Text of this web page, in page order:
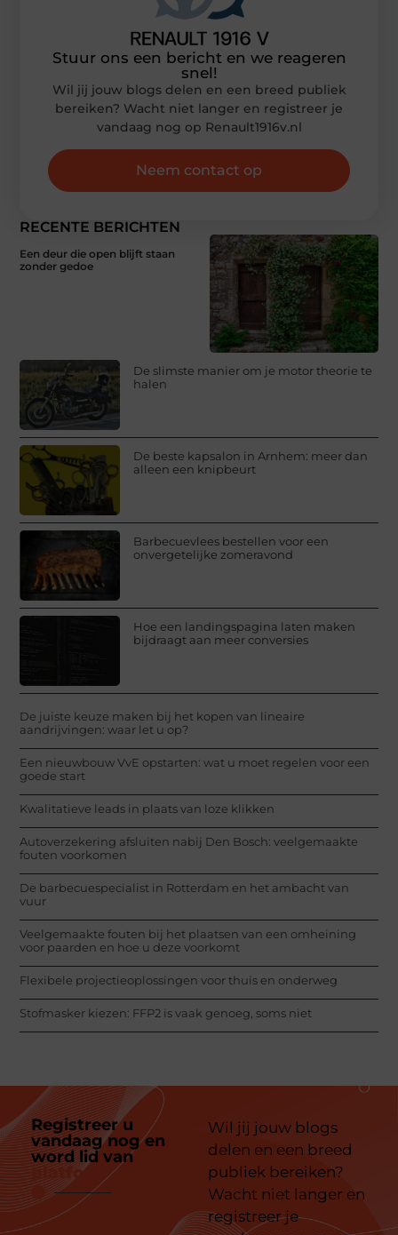
RECENTE BERICHTEN
Een deur die open blijft staan
zonder gedoe
De slimste manier om je motor theorie te
halen
De beste kapsalon in Arnhem: meer dan
alleen een knipbeurt
Barbecuevlees bestellen voor een
onvergetelijke zomeravond
Hoe een landingspagina laten maken
bijdraagt aan meer conversies
De juiste keuze maken bij het kopen van lineaire
aandrijvingen: waar let u op?
Een nieuwbouw VvE opstarten: wat u moet regelen voor een
goede start
Kwalitatieve leads in plaats van loze klikken
Autoverzekering afsluiten nabij Den Bosch: veelgemaakte
fouten voorkomen
De barbecuespecialist in Rotterdam en het ambacht van
vuur
Veelgemaakte fouten bij het plaatsen van een omheining
voor paarden en hoe u deze voorkomt
Flexibele projectieoplossingen voor thuis en onderweg
Stofmasker kiezen: FFP2 is vaak genoeg, soms niet
Stuur ons een bericht en we reageren
snel!
Wil jij jouw blogs delen en een breed publiek
bereiken? Wacht niet langer en registreer je
vandaag nog op Renault1916v.nl
Neem contact op
Registreer u
vandaag nog en
word lid van
platform
Wil jij jouw blogs
delen en een breed
publiek bereiken?
Wacht niet langer en
registreer je